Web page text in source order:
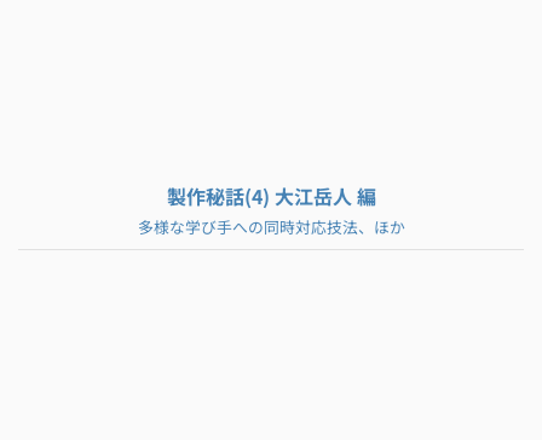
製作秘話(4) 大江岳人 編
多様な学び手への同時対応技法、ほか